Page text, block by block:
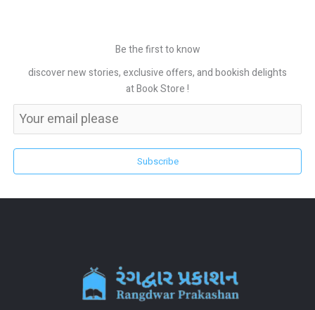
Be the first to know
discover new stories, exclusive offers, and bookish delights
at Book Store !
Subscribe